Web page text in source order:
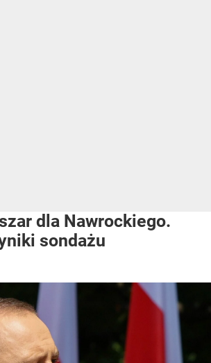
dla Nawrockiego.
sondażu